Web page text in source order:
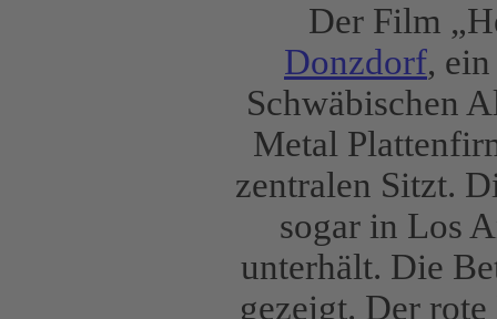
Der Film
Donzdorf,
Schwäbischen
Metal
zentralen Sitzt.
sogar in Los
unterhält. Die
gezeigt. Der